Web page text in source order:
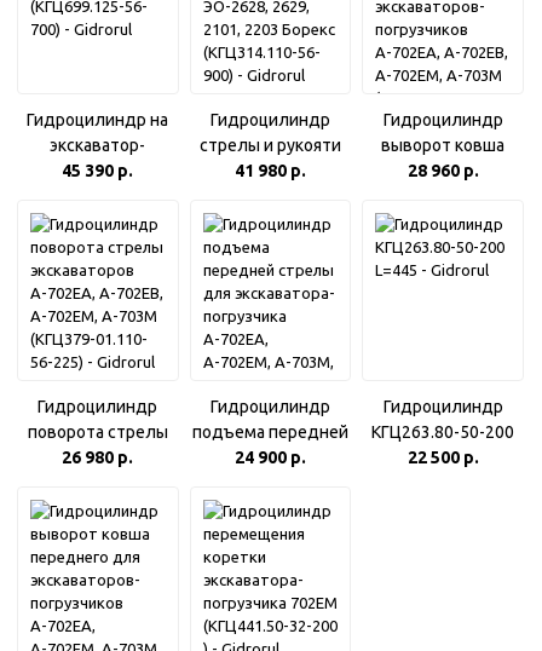
Гидроцилиндр на
экскаватор-
погрузчик А-703
700)
45 390 р.
Гидроцилиндр
стрелы и рукояти
экскаваторов
2101, 2203 Борекс
(КГЦ314.110-56-
900)
41 980 р.
Гидроцилиндр
выворот ковша
заднего для
погрузчиков
А-702ЕА, А-702ЕВ,
А-702ЕМ, А-703М
28 960 р.
Гидроцилиндр
поворота стрелы
экскаваторов
А-702ЕМ, А-703М
(КГЦ379-01.110-56-
225)
26 980 р.
Гидроцилиндр
подъема передней
стрелы для
погрузчика
А-702ЕА, А-702ЕМ,
А-703М, А-134
(КГЦ374А.80-56-
560)
24 900 р.
Гидроцилиндр
КГЦ263.80-50-200
L=445
22 500 р.